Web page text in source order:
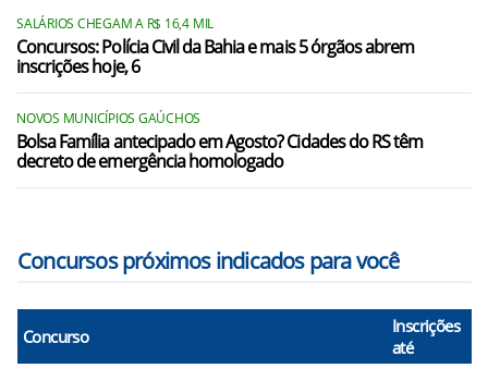
SALÁRIOS CHEGAM A R$ 16,4 MIL
Concursos: Polícia Civil da Bahia e mais 5 órgãos abrem
inscrições hoje, 6
NOVOS MUNICÍPIOS GAÚCHOS
Bolsa Família antecipado em Agosto? Cidades do RS têm
decreto de emergência homologado
Concursos próximos indicados para você
Concurso
Inscrições
até